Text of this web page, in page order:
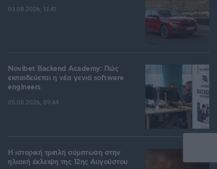
03.08.2026, 13:41
Novibet Backend Academy: Πώς
εκπαιδεύεται η νέα γενιά software
engineers
05.08.2026, 09:44
Η ιστορική τριπλή σύμπτωση στην
ηλιακή έκλειψη της 12ης Αυγούστου